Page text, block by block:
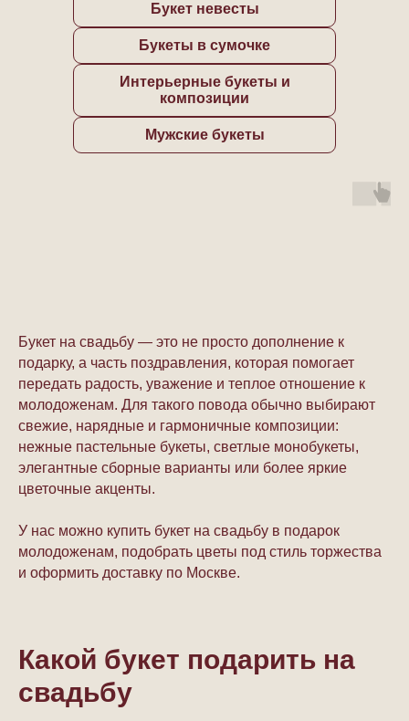
Букет невесты
Букеты в сумочке
Интерьерные букеты и
композиции
Мужские букеты
Букет на свадьбу — это не просто дополнение к
подарку, а часть поздравления, которая помогает
передать радость, уважение и теплое отношение к
молодоженам. Для такого повода обычно выбирают
свежие, нарядные и гармоничные композиции:
нежные пастельные букеты, светлые монобукеты,
элегантные сборные варианты или более яркие
цветочные акценты.
У нас можно купить букет на свадьбу в подарок
молодоженам, подобрать цветы под стиль торжества
и оформить доставку по Москве.
Какой букет подарить на
свадьбу